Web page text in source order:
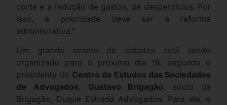
corte e a redução de gastos, de desperdícios. Por
isso, a prioridade deve ser a reforma
administrativa.”
Um grande evento de debates está sendo
organizado para o próximo dia 18, segundo o
presidente do Centro de Estudos das Sociedades
de Advogados, Gustavo Brigagão, sócio da
Brigagão, Duque Estrada Advogados. Para ele, o